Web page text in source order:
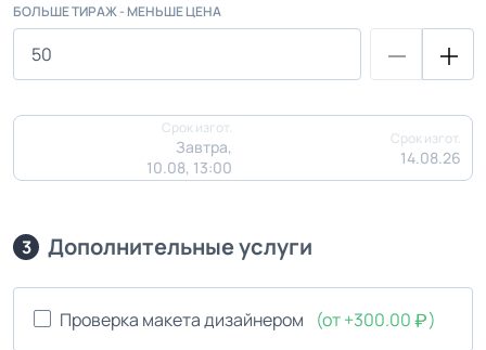
БОЛЬШЕ ТИРАЖ - МЕНЬШЕ ЦЕНА
Срок изгот.
Завтра,
10.08, 13:00
Срок изгот.
14.08.26
3 Дополнительные услуги
Проверка макета дизайнером (от +300.00 )